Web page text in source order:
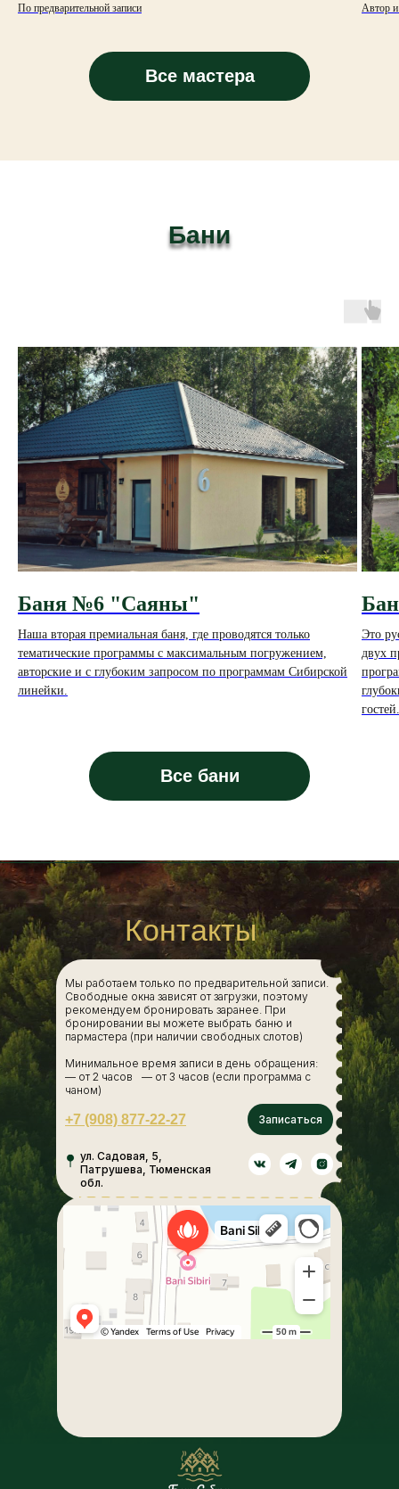
По предварительной записи Автор
Все мастера
Бани
Бани
Баня №6 "Саяны"
Наша вторая премиальная баня, где проводятся только
тематические программы с максимальным погружением,
авторские и с глубоким запросом по программам Сибирской
линейки.
Это
двух
гостей.
Все бани
Бани Сибири
Спа-салон в Тюменской области
Баня в Тюменской области
Записаться
+7 (908) 877-22-27
ул. Садовая, 5,
Патрушева, Тюменская
обл.
Мы работаем только по предварительной записи.
Свободные окна зависят от загрузки, поэтому
рекомендуем бронировать заранее. При
бронировании вы можете выбрать баню и
пармастера (при наличии свободных слотов)
Минимальное время записи в день обращения:
— от 2 часов — от 3 часов (если программа с
чаном)
Контакты